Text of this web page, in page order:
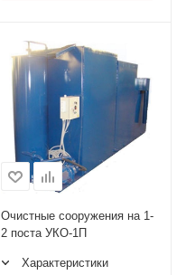
Очистные сооружения на 1-
2 поста УКО-1П
Характеристики